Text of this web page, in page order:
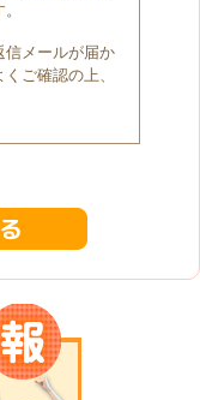
信メールが届か
ご確認の上、